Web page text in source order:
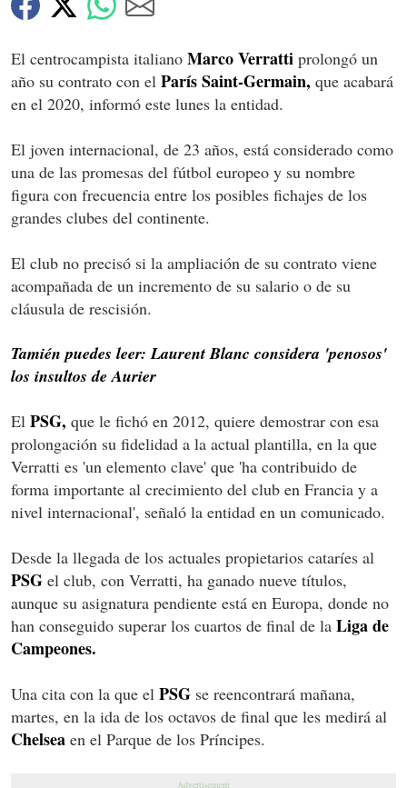
El centrocampista italiano Marco Verratti prolongó un
año su contrato con el París Saint-Germain, que acabará
en el 2020, informó este lunes la entidad.
El joven internacional, de 23 años, está considerado como
una de las promesas del fútbol europeo y su nombre
figura con frecuencia entre los posibles fichajes de los
grandes clubes del continente.
El club no precisó si la ampliación de su contrato viene
acompañada de un incremento de su salario o de su
cláusula de rescisión.
Tamién puedes leer: Laurent Blanc considera 'penosos'
los insultos de Aurier
El PSG, que le fichó en 2012, quiere demostrar con esa
prolongación su fidelidad a la actual plantilla, en la que
Verratti es 'un elemento clave' que 'ha contribuido de
forma importante al crecimiento del club en Francia y a
nivel internacional', señaló la entidad en un comunicado.
Desde la llegada de los actuales propietarios cataríes al
PSG el club, con Verratti, ha ganado nueve títulos,
aunque su asignatura pendiente está en Europa, donde no
han conseguido superar los cuartos de final de la Liga de
Campeones.
Una cita con la que el PSG se reencontrará mañana,
martes, en la ida de los octavos de final que les medirá al
Chelsea en el Parque de los Príncipes.